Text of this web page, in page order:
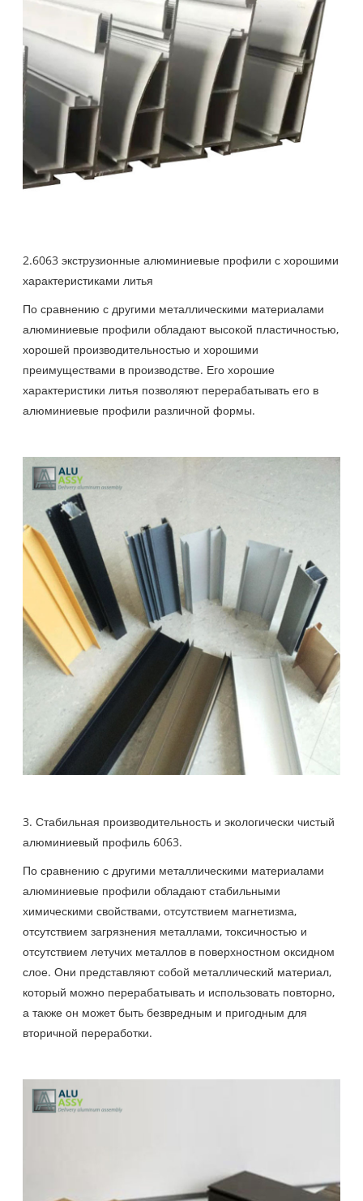
2.6063 экструзионные алюминиевые профили с хорошими
характеристиками литья
По сравнению с другими металлическими материалами
алюминиевые профили обладают высокой пластичностью,
хорошей производительностью и хорошими
преимуществами в производстве. Его хорошие
характеристики литья позволяют перерабатывать его в
алюминиевые профили различной формы.
3. Стабильная производительность и экологически чистый
алюминиевый профиль 6063.
По сравнению с другими металлическими материалами
алюминиевые профили обладают стабильными
химическими свойствами, отсутствием магнетизма,
отсутствием загрязнения металлами, токсичностью и
отсутствием летучих металлов в поверхностном оксидном
слое. Они представляют собой металлический материал,
который можно перерабатывать и использовать повторно,
а также он может быть безвредным и пригодным для
вторичной переработки.